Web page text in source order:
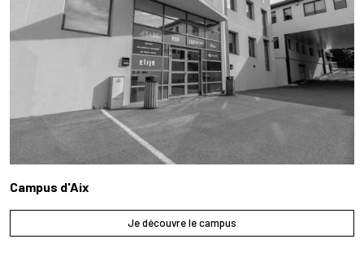
Campus d'Aix
Je découvre le campus